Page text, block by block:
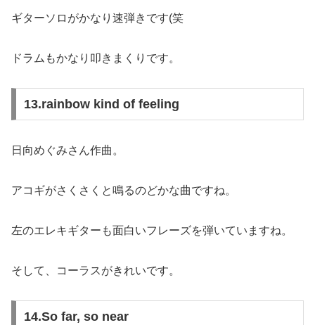
ギターソロがかなり速弾きです(笑
ドラムもかなり叩きまくりです。
13.rainbow kind of feeling
日向めぐみさん作曲。
アコギがさくさくと鳴るのどかな曲ですね。
左のエレキギターも面白いフレーズを弾いていますね。
そして、コーラスがきれいです。
14.So far, so near